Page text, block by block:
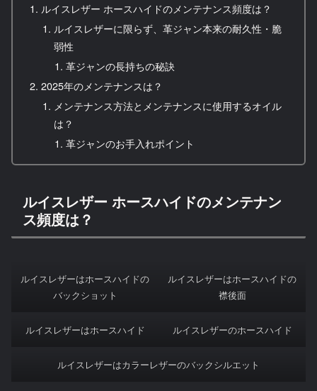
ルイスレザー ホースハイドのメンテナンス頻度は？
ルイスレザーに限らず、革ジャン本来の耐久性・脆
弱性
革ジャンの長持ちの秘訣
2025年のメンテナンスは？
メンテナンス方法とメンテナンスに使用するオイル
は？
革ジャンのお手入れポイント
ルイスレザー ホースハイドのメンテナン
ス頻度は？
ルイスレザーはホースハイドの
バックショット
ルイスレザーはホースハイドの
襟後面
ルイスレザーはホースハイド ルイスレザーのホースハイド
ルイスレザーはカラーレザーのバックシルエット